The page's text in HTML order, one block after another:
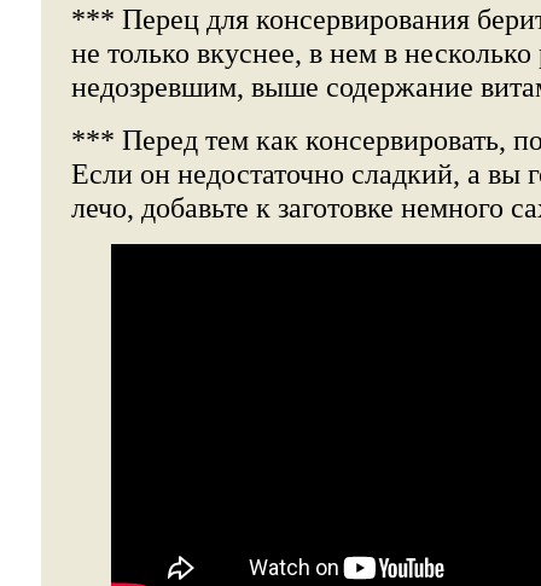
*** Перец для консервирования
не только вкуснее, в нем в
недозревшим, выше содержание
*** Перед тем как консервировать,
Если он недостаточно сладкий, а вы
лечо, добавьте к заготовке немного